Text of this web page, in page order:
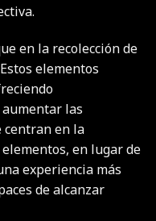
en la recolección de
elementos
las
centran en la
en lugar de
experiencia más
de alcanzar